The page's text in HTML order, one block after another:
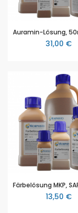
31,00 €
13,50 €